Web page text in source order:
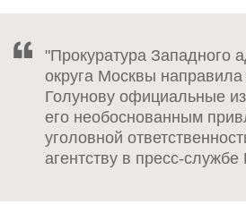
"Прокуратура Западного
округа Москвы
Голунову официальные
его необоснованным
уголовной
агентству в пресс-службе